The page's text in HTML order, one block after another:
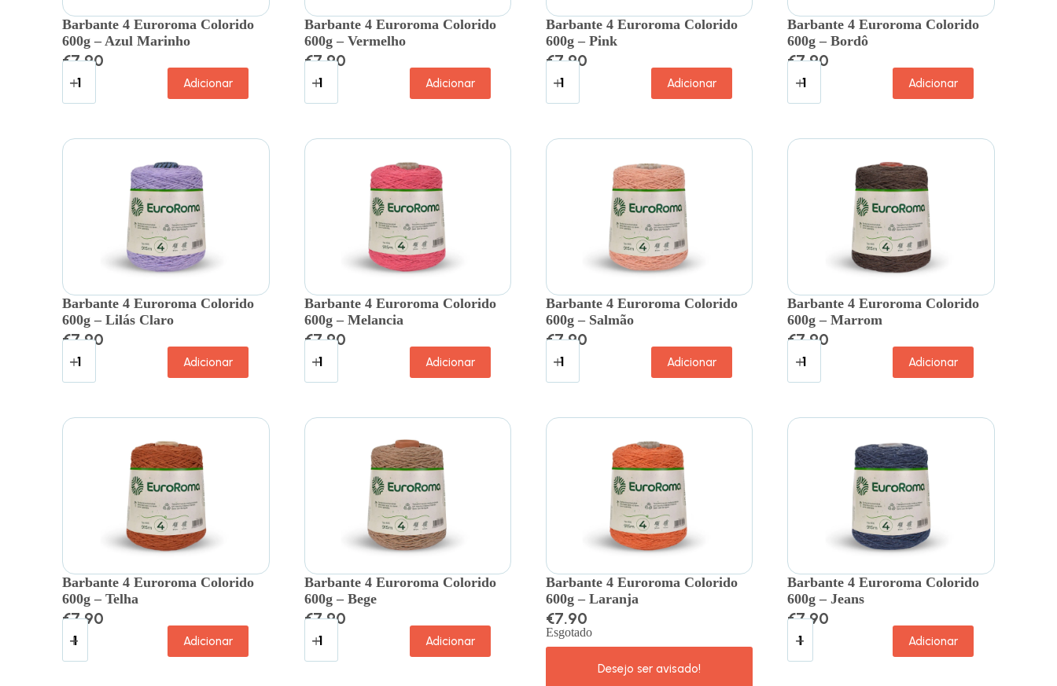
Barbante 4 Euroroma Colorido
600g – Azul Marinho
€7.90
Adicionar
Barbante 4 Euroroma Colorido
600g – Vermelho
€7.90
Adicionar
Barbante 4 Euroroma Colorido
600g – Pink
€7.90
Adicionar
Barbante 4 Euroroma Colorido
600g – Bordô
€7.90
Adicionar
Barbante 4 Euroroma Colorido
600g – Lilás Claro
€7.90
Adicionar
Barbante 4 Euroroma Colorido
600g – Melancia
€7.90
Adicionar
Barbante 4 Euroroma Colorido
600g – Salmão
€7.90
Adicionar
Barbante 4 Euroroma Colorido
600g – Marrom
€7.90
Adicionar
Barbante 4 Euroroma Colorido
600g – Telha
€7.90
Adicionar
Barbante 4 Euroroma Colorido
600g – Bege
€7.90
Adicionar
Barbante 4 Euroroma Colorido
600g – Laranja
€7.90
Esgotado
Barbante 4 Euroroma Colorido
600g – Jeans
€7.90
Adicionar